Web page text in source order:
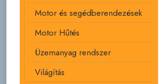
Motor és segédberendezések
Motor Hűtés
Üzemanyag rendszer
Világítás